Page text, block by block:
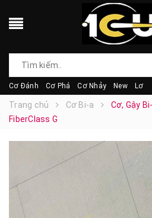
Cơ Đánh Cơ Phá Cơ Nhảy New Lơ
Trang chủ Cơ Bi-a
Cơ, Gậy
FiberClass G